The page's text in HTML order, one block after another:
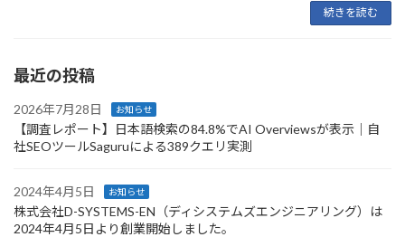
続きを読む
最近の投稿
2026年7月28日 お知らせ
【調査レポート】日本語検索の84.8%でAI Overviewsが表示｜自
社SEOツールSaguruによる389クエリ実測
2024年4月5日 お知らせ
株式会社D-SYSTEMS-EN（ディシステムズエンジニアリング）は
2024年4月5日より創業開始しました。